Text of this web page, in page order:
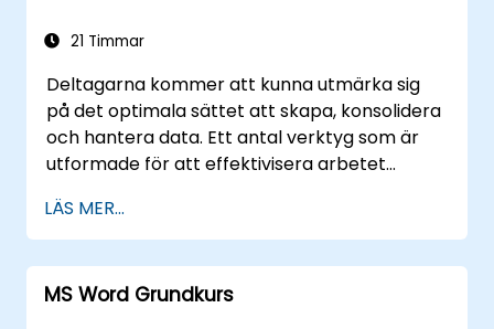
21 Timmar
Deltagarna kommer att kunna utmärka sig
på det optimala sättet att skapa, konsolidera
och hantera data. Ett antal verktyg som är
utformade för att effektivisera arbetet
som utförts hittills och kan hjälpa dig att
utforma en applikation som kan utföra nya
uppgifter.
LÄS MER...
MS Word Grundkurs